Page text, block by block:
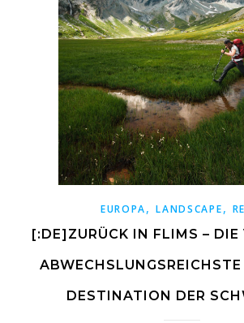
EUROPA,LANDSCAPE,
[:DE]ZURÜCK IN FLIMS –
DESTINATION DER